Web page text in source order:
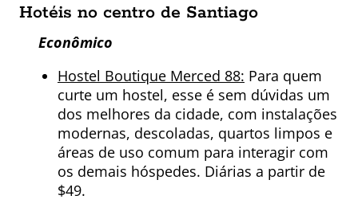
Hotéis no centro de Santiago
Econômico
Hostel Boutique Merced 88: Para quem
curte um hostel, esse é sem dúvidas um
dos melhores da cidade, com instalações
modernas, descoladas, quartos limpos e
áreas de uso comum para interagir com
os demais hóspedes. Diárias a partir de
$49.